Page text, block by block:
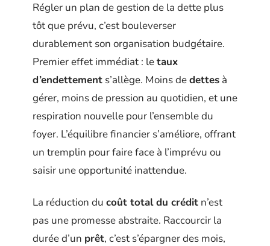
Régler un plan de gestion de la dette plus
tôt que prévu, c’est bouleverser
durablement son organisation budgétaire.
Premier effet immédiat : letaux
d’endettement s’allège. Moins dedettes à
gérer, moins de pression au quotidien, et une
respiration nouvelle pour l’ensemble du
foyer. L’équilibre financier s’améliore, offrant
un tremplin pour faire face à l’imprévu ou
saisir une opportunité inattendue.
La réduction du coût total du crédit n’est
pas une promesse abstraite. Raccourcir la
durée d’un prêt, c’est s’épargner des mois,